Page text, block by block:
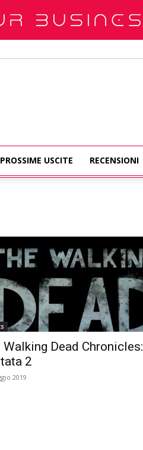
PROSSIME USCITE RECENSIONI
Walking Dead Chronicles:
2
2019